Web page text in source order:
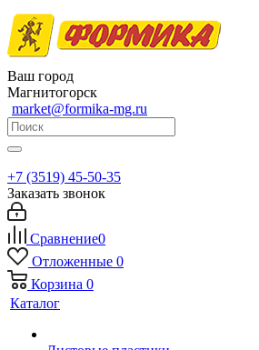
Ваш город
Магнитогорск
market@formika-mg.ru
+7 (3519) 45-50-35
Заказать звонок
Сравнение0
Отложенные 0
Корзина 0
Каталог